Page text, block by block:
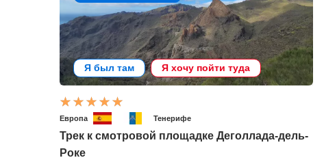
Я был там Я хочу пойти туда
Европа Тенерифе
Трек к смотровой площадке Деголлада-дель-
Роке